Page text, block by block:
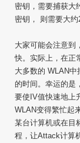
密钥，需要捕获大
密钥， 则需要大约
大家可能会注意到
快。实际上，在正
大多数的 WLAN
的时间。幸运的是
要使IV值快速地上
WLAN变得繁忙起
某台计算机或在目
程，让Attack计算